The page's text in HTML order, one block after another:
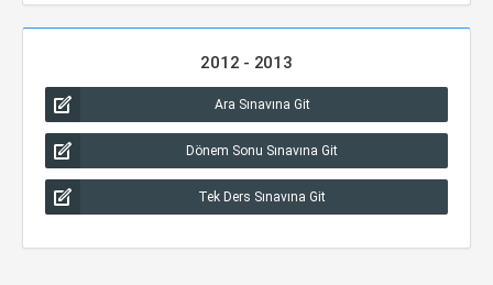
2012 - 2013
Ara Sınavına Git
Dönem Sonu Sınavına Git
Tek Ders Sınavına Git